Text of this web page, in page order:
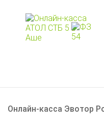
Онлайн-касса Эвотор